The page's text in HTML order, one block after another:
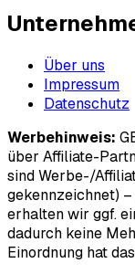
Über uns
Impressum
Datenschutz
Werbehinweis:
über Affiliate-
sind Werbe-/
gekennzeichnet)
erhalten wir ggf.
dadurch keine
Einordnung hat